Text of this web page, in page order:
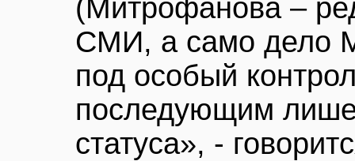
(Митрофанова –
СМИ, а само дело
под особый
последующим
статуса», -